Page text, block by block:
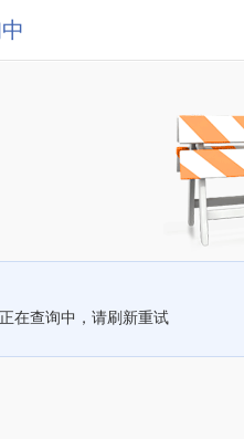
正在查询中，请刷新重试